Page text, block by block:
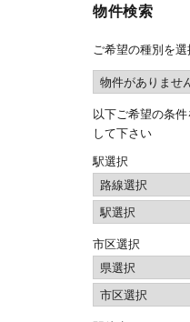
物件検索
ご希望の種別を
以下ご希望の条
して下さい
駅選択
市区選択